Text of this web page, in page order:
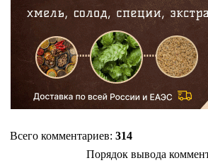
Всего комментариев: 314
Порядок вывода